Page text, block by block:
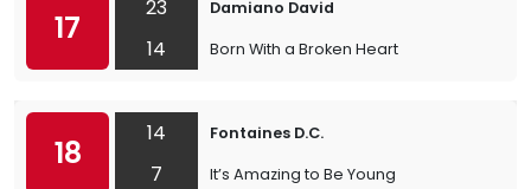
17
23
14
Damiano David
Born With a Broken Heart
18
14
7
Fontaines D.C.
It’s Amazing to Be Young